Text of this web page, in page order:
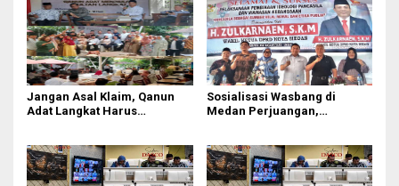
Jangan Asal Klaim, Qanun
Adat Langkat Harus
Sosialisasi Wasbang di
Medan Perjuangan,
Anak